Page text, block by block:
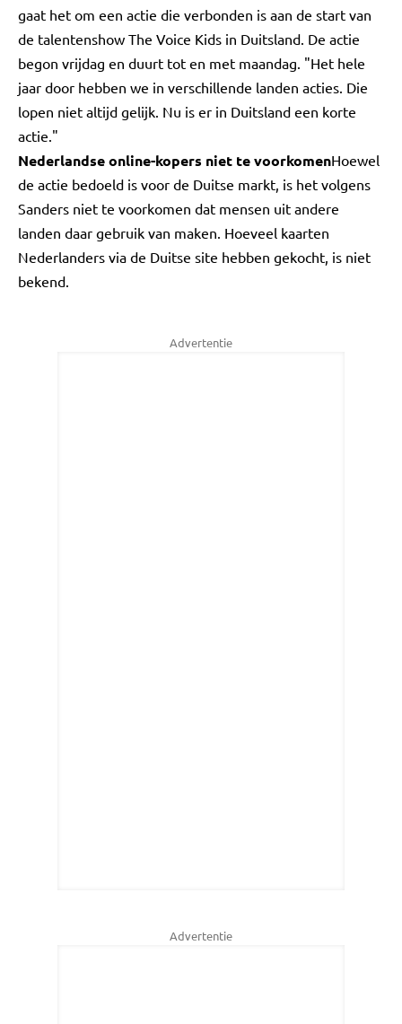
gaat het om een actie die verbonden is aan de start van
de talentenshow The Voice Kids in Duitsland. De actie
begon vrijdag en duurt tot en met maandag. "Het hele
jaar door hebben we in verschillende landen acties. Die
lopen niet altijd gelijk. Nu is er in Duitsland een korte
actie."
Nederlandse online-kopers niet te voorkomenHoewel
de actie bedoeld is voor de Duitse markt, is het volgens
Sanders niet te voorkomen dat mensen uit andere
landen daar gebruik van maken. Hoeveel kaarten
Nederlanders via de Duitse site hebben gekocht, is niet
bekend.
Advertentie
Advertentie